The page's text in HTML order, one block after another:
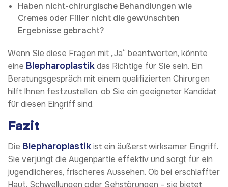
Haben nicht-chirurgische Behandlungen wie
Cremes oder Filler nicht die gewünschten
Ergebnisse gebracht?
Wenn Sie diese Fragen mit „Ja“ beantworten, könnte
eine Blepharoplastikdas Richtige für Sie sein. Ein
Beratungsgespräch mit einem qualifizierten Chirurgen
hilft Ihnen festzustellen, ob Sie ein geeigneter Kandidat
für diesen Eingriff sind.
Fazit
Die Blepharoplastikist ein äußerst wirksamer Eingriff.
Sie verjüngt die Augenpartie effektiv und sorgt für ein
jugendlicheres, frischeres Aussehen. Ob bei erschlaffter